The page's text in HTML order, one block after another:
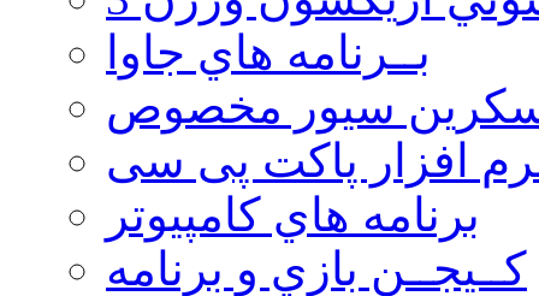
بــرنامه هاي جاوا
سيور مخصوص
افزار پاکت پی سی
برنامه هاي كامپيوتر
كــيجــن بازي و برنامه